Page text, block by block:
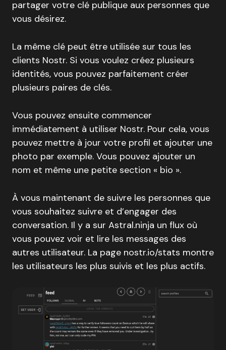
partager votre clé publique aux personnes que
vous désirez.
La même clé peut être utilisée sur tous les
clients Nostr. Si vous voulez créez plusieurs
identités, vous pouvez parfaitement créer
plusieurs paires de clés.
Vous pouvez ensuite commencer
immédiatement à utiliser Nostr. Pour cela, vous
pouvez mettre à jour votre profil et ajouter une
photo par exemple. Vous pouvez ajouter un
nom et même une petite section « bio ».
À vous maintenant de suivre les personnes que
vous souhaitez suivre et d’engager des
conversation. Il y a sur Astral.ninja un flux où
vous pouvez voir et lire les messages des
autres utilisateur. La page nostr.io/stats montre
les utilisateurs les plus suivis et les plus actifs.